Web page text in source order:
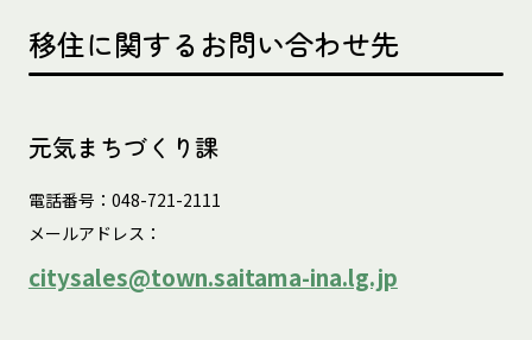
移住に関するお問い合わせ先
元気まちづくり課
電話番号：048-721-2111
メールアドレス：
citysales@town.saitama-ina.lg.jp